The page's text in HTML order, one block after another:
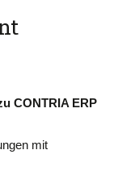
CONTRIA ERP
mit